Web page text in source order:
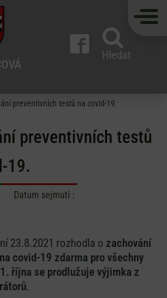
Hledat
preventivních testů na covid-19.
preventivních testů
19.
Datum sejmutí :
23.8.2021 rozhodla o zachování
covid-19 zdarma pro všechny
října se prodlužuje výjimka z
.